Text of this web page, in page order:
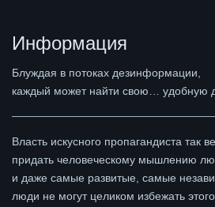
Информация
Блуждая в потоках дезинформации,
каждый может найти свою… удобную
Власть искусного пропагандиста так
придать человеческому мышлению
и даже самые развитые, самые
люди не могут целиком избежать